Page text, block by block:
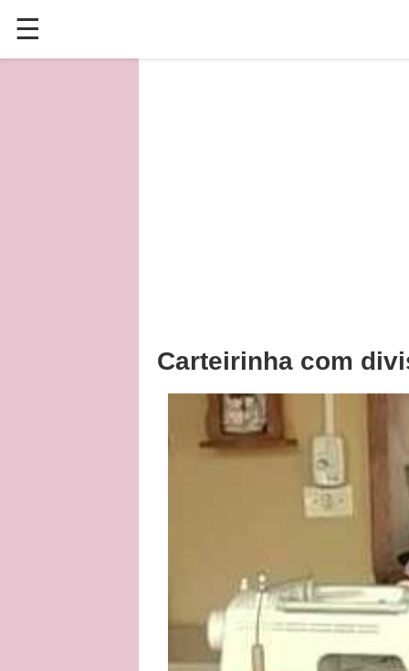
☰
✕
Carteirinha com